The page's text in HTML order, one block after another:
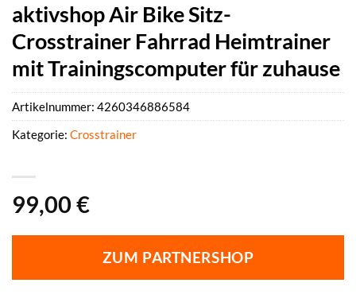
aktivshop Air Bike Sitz-
Crosstrainer Fahrrad Heimtrainer
mit Trainingscomputer für zuhause
99,00 €
ZUM PARTNERSHOP
Artikelnummer: 4260346886584
Kategorie: Crosstrainer